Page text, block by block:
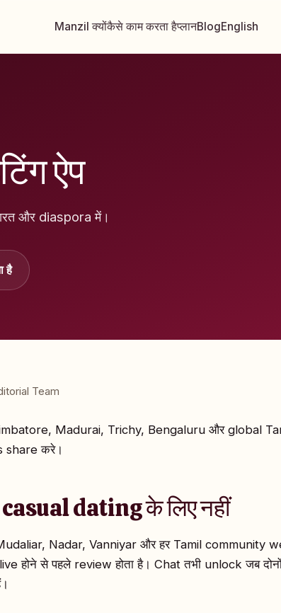
Manzil क्योंकैसे काम करता हैप्लानBlogEnglish
ऐप
और diaspora में।
है
Team
Madurai, Trichy, Bengaluru और global
share करे।
casual dating के लिए नहीं
Nadar, Vanniyar और हर Tamil community
होने से पहले review होता है। Chat तभी unlock जब